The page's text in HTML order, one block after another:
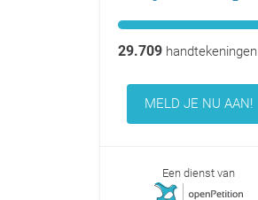
29.709handtekeningen
MELD JE NU AAN!
Een dienst van